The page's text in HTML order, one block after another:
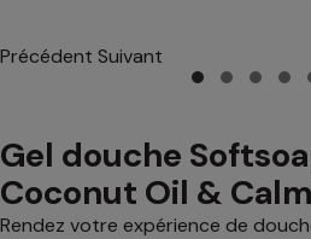
Précédent Suivant
Gel douche
Coconut Oil &
Rendez votre expérience de